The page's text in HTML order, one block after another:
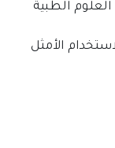
الطبية
الأمثل